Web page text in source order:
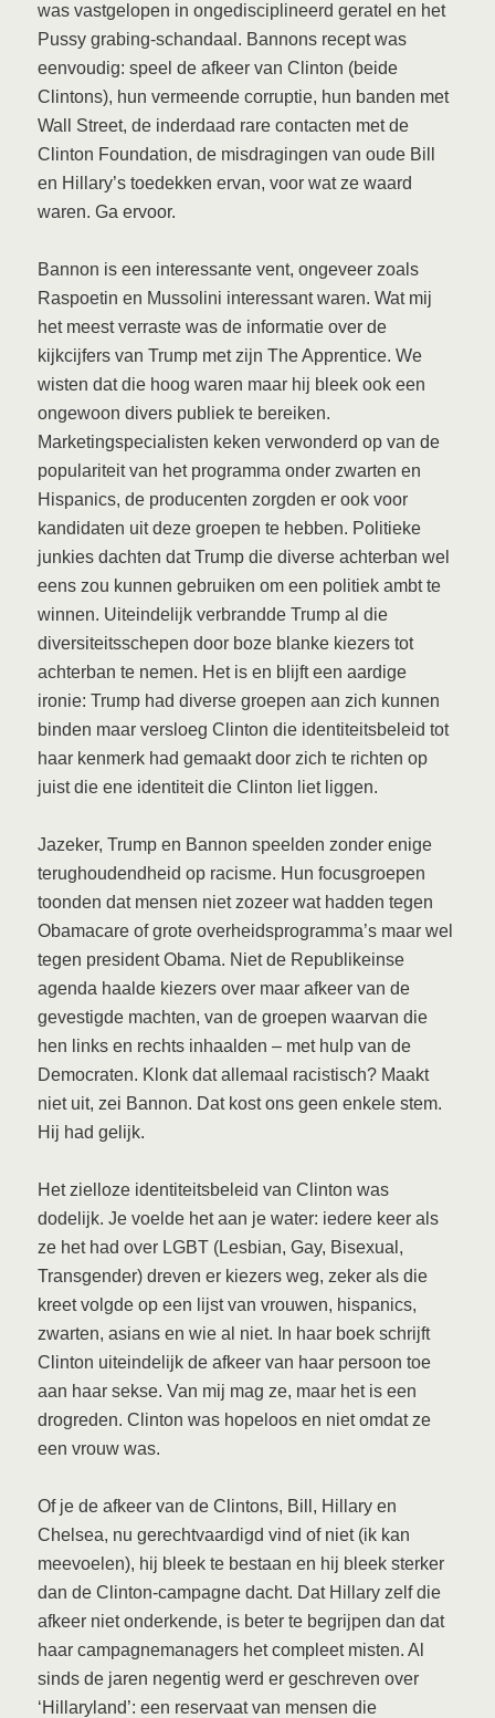
was vastgelopen in ongedisciplineerd geratel en het
Pussy grabing-schandaal. Bannons recept was
eenvoudig: speel de afkeer van Clinton (beide
Clintons), hun vermeende corruptie, hun banden met
Wall Street, de inderdaad rare contacten met de
Clinton Foundation, de misdragingen van oude Bill
en Hillary’s toedekken ervan, voor wat ze waard
waren. Ga ervoor.
Bannon is een interessante vent, ongeveer zoals
Raspoetin en Mussolini interessant waren. Wat mij
het meest verraste was de informatie over de
kijkcijfers van Trump met zijn The Apprentice. We
wisten dat die hoog waren maar hij bleek ook een
ongewoon divers publiek te bereiken.
Marketingspecialisten keken verwonderd op van de
populariteit van het programma onder zwarten en
Hispanics, de producenten zorgden er ook voor
kandidaten uit deze groepen te hebben. Politieke
junkies dachten dat Trump die diverse achterban wel
eens zou kunnen gebruiken om een politiek ambt te
winnen. Uiteindelijk verbrandde Trump al die
diversiteitsschepen door boze blanke kiezers tot
achterban te nemen. Het is en blijft een aardige
ironie: Trump had diverse groepen aan zich kunnen
binden maar versloeg Clinton die identiteitsbeleid tot
haar kenmerk had gemaakt door zich te richten op
juist die ene identiteit die Clinton liet liggen.
Jazeker, Trump en Bannon speelden zonder enige
terughoudendheid op racisme. Hun focusgroepen
toonden dat mensen niet zozeer wat hadden tegen
Obamacare of grote overheidsprogramma’s maar wel
tegen president Obama. Niet de Republikeinse
agenda haalde kiezers over maar afkeer van de
gevestigde machten, van de groepen waarvan die
hen links en rechts inhaalden – met hulp van de
Democraten. Klonk dat allemaal racistisch? Maakt
niet uit, zei Bannon. Dat kost ons geen enkele stem.
Hij had gelijk.
Het zielloze identiteitsbeleid van Clinton was
dodelijk. Je voelde het aan je water: iedere keer als
ze het had over LGBT (Lesbian, Gay, Bisexual,
Transgender) dreven er kiezers weg, zeker als die
kreet volgde op een lijst van vrouwen, hispanics,
zwarten, asians en wie al niet. In haar boek schrijft
Clinton uiteindelijk de afkeer van haar persoon toe
aan haar sekse. Van mij mag ze, maar het is een
drogreden. Clinton was hopeloos en niet omdat ze
een vrouw was.
Of je de afkeer van de Clintons, Bill, Hillary en
Chelsea, nu gerechtvaardigd vind of niet (ik kan
meevoelen), hij bleek te bestaan en hij bleek sterker
dan de Clinton-campagne dacht. Dat Hillary zelf die
afkeer niet onderkende, is beter te begrijpen dan dat
haar campagnemanagers het compleet misten. Al
sinds de jaren negentig werd er geschreven over
‘Hillaryland’: een reservaat van mensen die